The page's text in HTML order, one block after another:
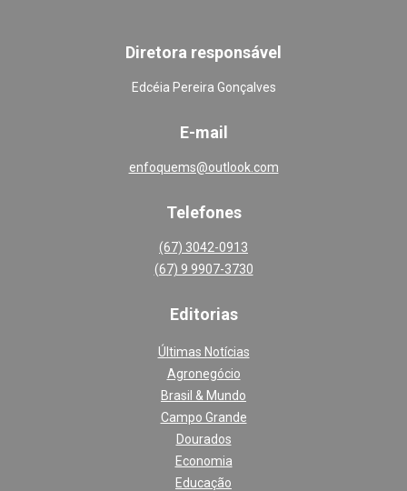
Diretora responsável
Edcéia Pereira Gonçalves
E-mail
enfoquems@outlook.com
Telefones
(67) 3042-0913
(67) 9 9907-3730
Editorias
Últimas Notícias
Agronegócio
Brasil & Mundo
Campo Grande
Dourados
Economia
Educação